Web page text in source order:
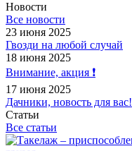
Новости
Все новости
23 июня 2025
Гвозди на любой случай
18 июня 2025
Внимание, акция ❗️
17 июня 2025
Дачники, новость для вас!
Статьи
Все статьи